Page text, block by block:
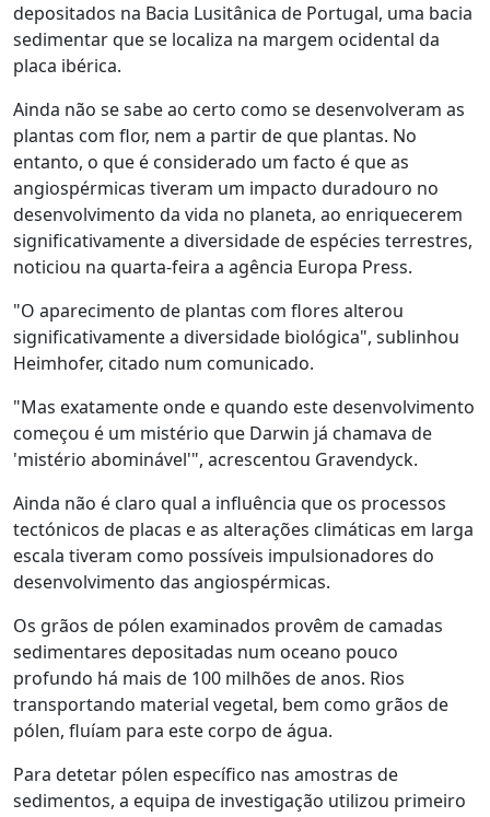
depositados na Bacia Lusitânica de Portugal, uma bacia
sedimentar que se localiza na margem ocidental da
placa ibérica.
Ainda não se sabe ao certo como se desenvolveram as
plantas com flor, nem a partir de que plantas. No
entanto, o que é considerado um facto é que as
angiospérmicas tiveram um impacto duradouro no
desenvolvimento da vida no planeta, ao enriquecerem
significativamente a diversidade de espécies terrestres,
noticiou na quarta-feira a agência Europa Press.
"O aparecimento de plantas com flores alterou
significativamente a diversidade biológica", sublinhou
Heimhofer, citado num comunicado.
"Mas exatamente onde e quando este desenvolvimento
começou é um mistério que Darwin já chamava de
'mistério abominável'", acrescentou Gravendyck.
Ainda não é claro qual a influência que os processos
tectónicos de placas e as alterações climáticas em larga
escala tiveram como possíveis impulsionadores do
desenvolvimento das angiospérmicas.
Os grãos de pólen examinados provêm de camadas
sedimentares depositadas num oceano pouco
profundo há mais de 100 milhões de anos. Rios
transportando material vegetal, bem como grãos de
pólen, fluíam para este corpo de água.
Para detetar pólen específico nas amostras de
sedimentos, a equipa de investigação utilizou primeiro